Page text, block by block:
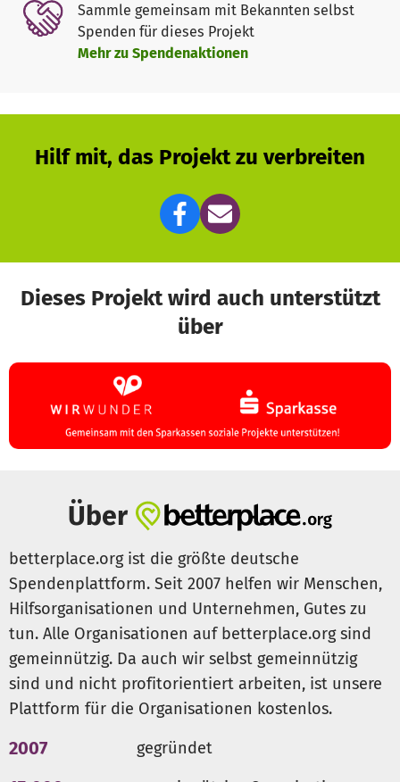
Sammle gemeinsam mit Bekannten selbst
Spenden für dieses Projekt
Mehr zu Spendenaktionen
Hilf mit, das Projekt zu verbreiten
Dieses Projekt wird auch unterstützt
über
Über
betterplace.org ist die größte deutsche
Spendenplattform. Seit 2007 helfen wir Menschen,
Hilfsorganisationen und Unternehmen, Gutes zu
tun. Alle Organisationen auf betterplace.org sind
gemeinnützig. Da auch wir selbst gemeinnützig
sind und nicht profitorientiert arbeiten, ist unsere
Plattform für die Organisationen kostenlos.
2007 gegründet